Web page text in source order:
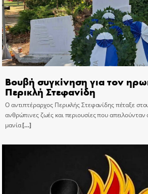
Βουβή συγκίνηση για τον
Περικλή Στεφανίδη
Ο αντιπτέραρχος Περικλής Στεφανίδης πέταξε
ανθρώπινες ζωές και περιουσίες που
μανία[…]